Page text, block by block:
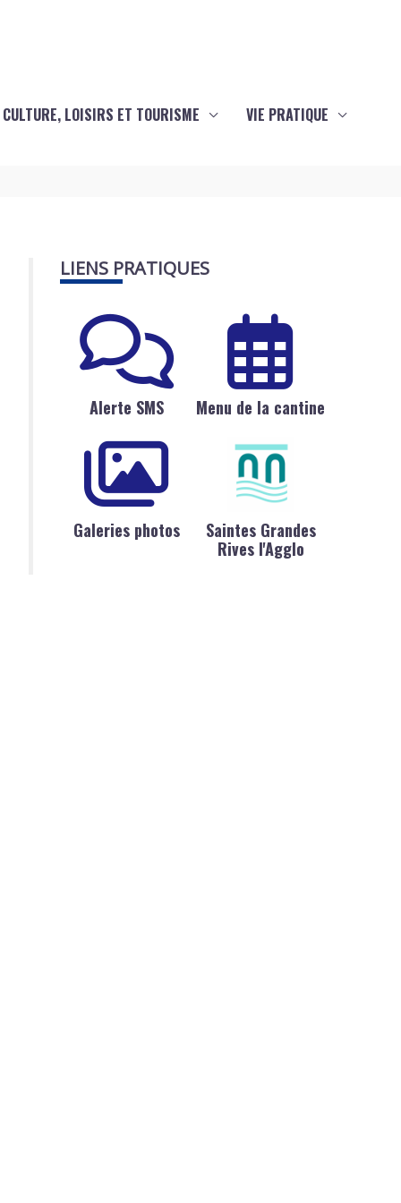
CULTURE, LOISIRS ET TOURISME VIE PRATIQUE
LIENS PRATIQUES
Alerte SMS Menu de la cantine
Galeries photos
Saintes Grandes
Rives l'Agglo